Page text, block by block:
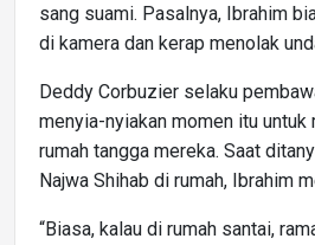
sang suami. Pasalnya, Ibrahim
di kamera dan kerap menolak
Deddy Corbuzier selaku
menyia-nyiakan momen itu untuk
rumah tangga mereka. Saat
Najwa Shihab di rumah, Ibrahim
“Biasa, kalau di rumah santai,